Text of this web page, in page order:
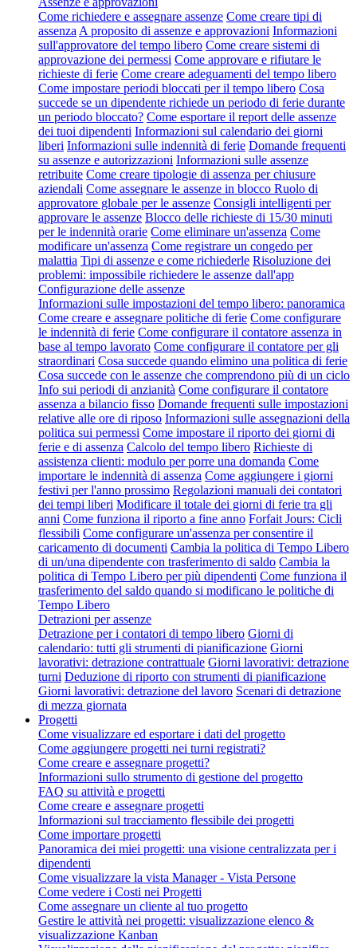
Come richiedere e assegnare assenze Come creare tipi di
assenza A proposito di assenze e approvazioni Informazioni
sull'approvatore del tempo libero Come creare sistemi di
approvazione dei permessi Come approvare e rifiutare le
richieste di ferie Come creare adeguamenti del tempo libero
Come impostare periodi bloccati per il tempo libero Cosa
succede se un dipendente richiede un periodo di ferie durante
un periodo bloccato? Come esportare il report delle assenze
dei tuoi dipendenti Informazioni sul calendario dei giorni
liberi Informazioni sulle indennità di ferie Domande frequenti
su assenze e autorizzazioni Informazioni sulle assenze
retribuite Come creare tipologie di assenza per chiusure
aziendali Come assegnare le assenze in blocco Ruolo di
approvatore globale per le assenze Consigli intelligenti per
approvare le assenze Blocco delle richieste di 15/30 minuti
per le indennità orarie Come eliminare un'assenza Come
modificare un'assenza Come registrare un congedo per
malattia Tipi di assenze e come richiederle Risoluzione dei
problemi: impossibile richiedere le assenze dall'app
Configurazione delle assenze
Informazioni sulle impostazioni del tempo libero: panoramica
Come creare e assegnare politiche di ferie Come configurare
le indennità di ferie Come configurare il contatore assenza in
base al tempo lavorato Come configurare il contatore per gli
straordinari Cosa succede quando elimino una politica di ferie
Cosa succede con le assenze che comprendono più di un ciclo
Info sui periodi di anzianità Come configurare il contatore
assenza a bilancio fisso Domande frequenti sulle impostazioni
relative alle ore di riposo Informazioni sulle assegnazioni della
politica sui permessi Come impostare il riporto dei giorni di
ferie e di assenza Calcolo del tempo libero Richieste di
assistenza clienti: modulo per porre una domanda Come
importare le indennità di assenza Come aggiungere i giorni
festivi per l'anno prossimo Regolazioni manuali dei contatori
dei tempi liberi Modificare il totale dei giorni di ferie tra gli
anni Come funziona il riporto a fine anno Forfait Jours: Cicli
flessibili Come configurare un'assenza per consentire il
caricamento di documenti Cambia la politica di Tempo Libero
di un/una dipendente con trasferimento di saldo Cambia la
politica di Tempo Libero per più dipendenti Come funziona il
trasferimento del saldo quando si modificano le politiche di
Tempo Libero
Detrazioni per assenze
Detrazione per i contatori di tempo libero Giorni di
calendario: tutti gli strumenti di pianificazione Giorni
lavorativi: detrazione contrattuale Giorni lavorativi: detrazione
turni Deduzione di riporto con strumenti di pianificazione
Giorni lavorativi: detrazione del lavoro Scenari di detrazione
di mezza giornata
Progetti
Come visualizzare ed esportare i dati del progetto
Come aggiungere progetti nei turni registrati?
Come creare e assegnare progetti?
Informazioni sullo strumento di gestione del progetto
FAQ su attività e progetti
Come creare e assegnare progetti
Informazioni sul tracciamento flessibile dei progetti
Come importare progetti
Panoramica dei miei progetti: una visione centralizzata per i
dipendenti
Come visualizzare la vista Manager - Vista Persone
Come vedere i Costi nei Progetti
Come assegnare un cliente al tuo progetto
Gestire le attività nei progetti: visualizzazione elenco &
visualizzazione Kanban